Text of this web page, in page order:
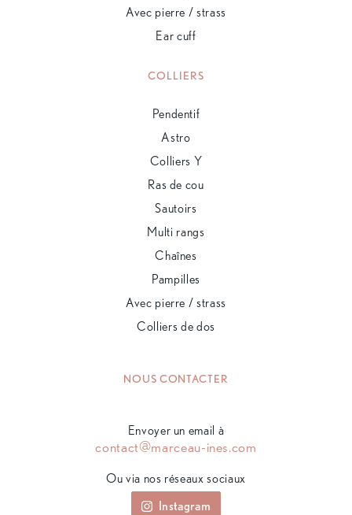
Avec pierre / strass
Ear cuff
COLLIERS
Pendentif
Astro
Colliers Y
Ras de cou
Sautoirs
Multi rangs
Chaînes
Pampilles
Avec pierre / strass
Colliers de dos
NOUS CONTACTER
Envoyer un email à
contact@marceau-ines.com
Ou via nos réseaux sociaux
Instagram